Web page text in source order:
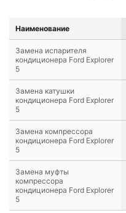
Наименование
Замена испарителя
кондиционера Ford Explorer
5
Замена катушки
кондиционера Ford Explorer
5
Замена компрессора
кондиционера Ford Explorer
5
Замена муфты
компрессора
кондиционера Ford Explorer
5